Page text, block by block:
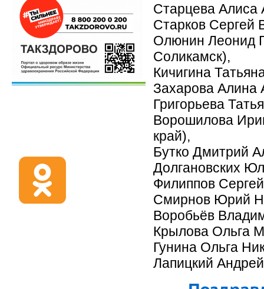
Старцева Алиса
Старков Сергей
Олюнин Леонид
Соликамск),
Кичигина
Захарова Алина
Григорьева
Ворошилова
край),
Бутко Дмитрий
Долгановских
Филиппов
Смирнов Юрий
Воробьёв
Крылова Ольга
Гунина Ольга
Лапицкий